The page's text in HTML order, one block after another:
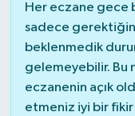
Her eczane gece
sadece
beklenmedik
gelemeyebilir. Bu
eczanenin açık
etmeniz iyi bir fikir